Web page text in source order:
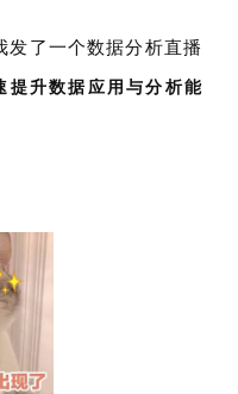
发了一个数据分析直播
提升数据应用与分析能